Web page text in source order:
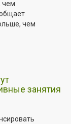
чем
чем
занятия